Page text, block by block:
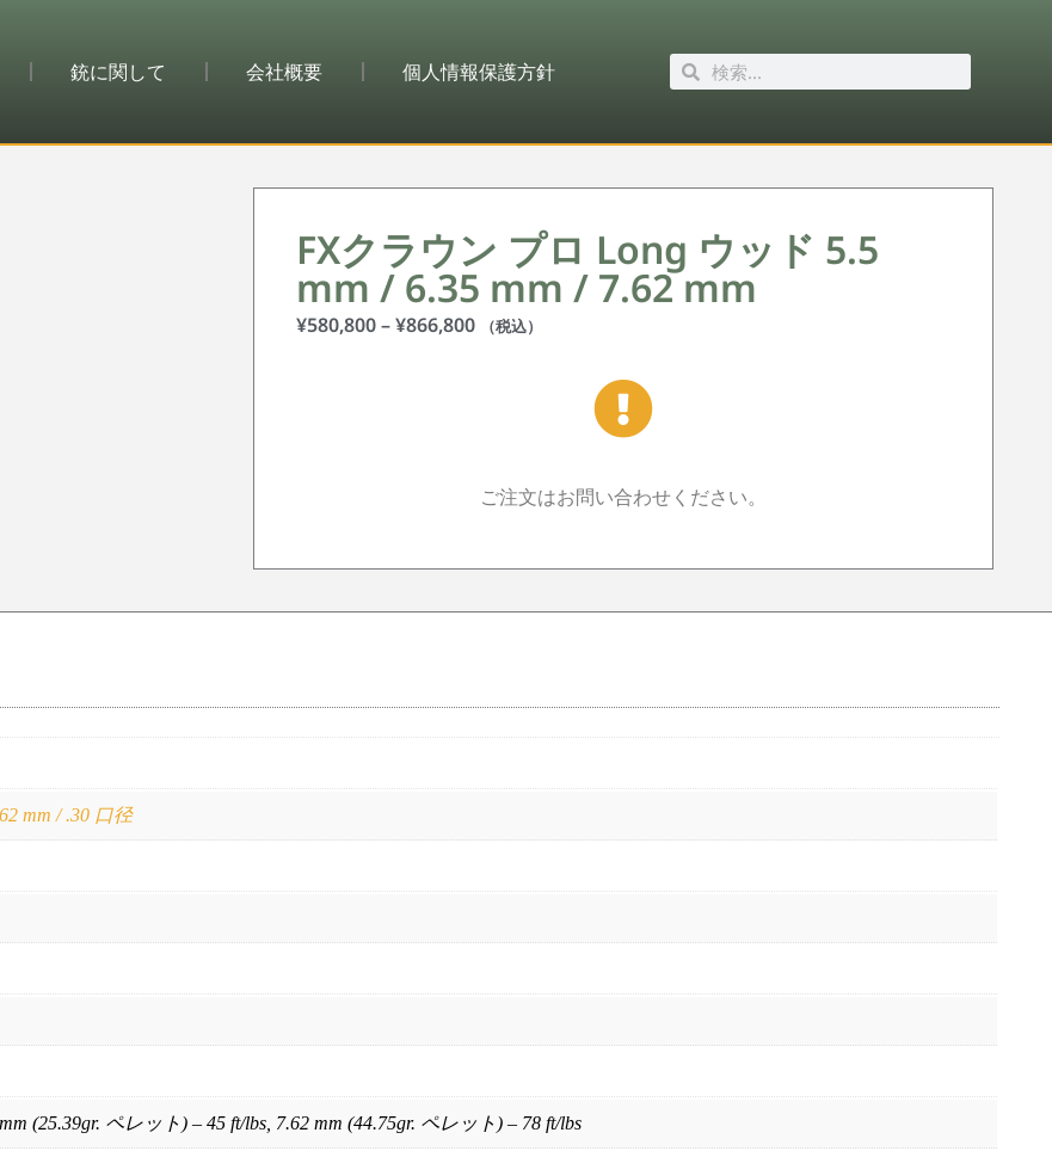
銃に関して 会社概要 個人情報保護方針
FXクラウン プロ Long ウッド 5.5
mm / 6.35 mm / 7.62 mm
¥580,800–¥866,800 （税込）
ご注文はお問い合わせください。
mm / .30 口径
(25.39gr. ペレット) – 45 ft/lbs, 7.62 mm (44.75gr. ペレット) – 78 ft/lbs